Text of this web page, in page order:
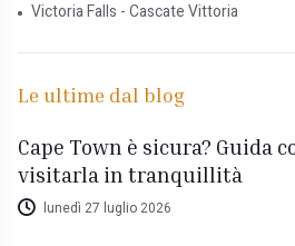
Victoria Falls - Cascate Vittoria
Le ultime dal blog
Cape Town è sicura? Guida
visitarla in tranquillità
lunedì 27 luglio 2026